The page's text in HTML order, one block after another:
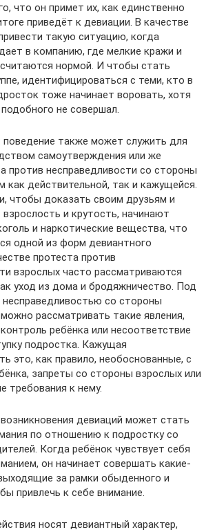
что он примет их, как единственно
приведёт к девиации. В качестве
такую ситуацию, когда
в компанию, где мелкие кражи и
нормой. И чтобы стать
идентифицироваться с теми, кто в
тоже начинает воровать, хотя
не совершал.
также может служить для
самоутверждения или же
против несправедливости со стороны
как действительной, так и кажущейся.
чтобы доказать своим друзьям и
и крутость, начинают
и наркотические вещества, что
одной из форм девиантного
протеста против
взрослых часто рассматриваются
уход из дома и бродяжничество. Под
несправедливостью со стороны
рассматривать такие явления,
ребёнка или несоответствие
подростка. Кажущая
это, как правило, необоснованные, с
запреты со стороны взрослых или
требования к нему.
девиаций может стать
по отношению к подростку со
Когда ребёнок чувствует себя
он начинает совершать какие-
за рамки обыденного и
привлечь к себе внимание.
носят девиантный характер,